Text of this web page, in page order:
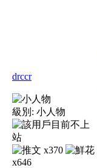
drccr
級別: 小人物
x370
x646